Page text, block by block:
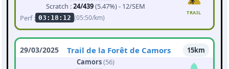
Scratch :24/439(5.47%) - 12/SEM
Perf : 03:18:12 (05:50/km)
TRAIL
29/03/2025 Trail de la Forêt de Camors
15km
Camors(56)